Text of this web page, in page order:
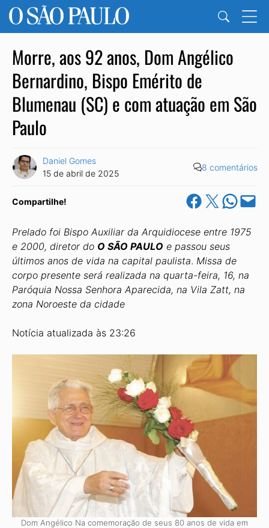
Morre, aos 92 anos, Dom Angélico
Bernardino, Bispo Emérito de
Blumenau (SC) e com atuação em São
Paulo
Daniel Gomes
15 de abril de 2025
8 comentários
Compartilhe! Share on Facebook
Share on X Share on
Email this
Prelado foi Bispo Auxiliar da Arquidiocese entre 1975
e 2000, diretor do O SÃO PAULO e passou seus
últimos anos de vida na capital paulista. Missa de
corpo presente será realizada na quarta-feira, 16, na
Paróquia Nossa Senhora Aparecida, na Vila Zatt, na
zona Noroeste da cidade
Notícia atualizada às 23:26
Dom Angélico Na comemoração de seus 80 anos de vida em